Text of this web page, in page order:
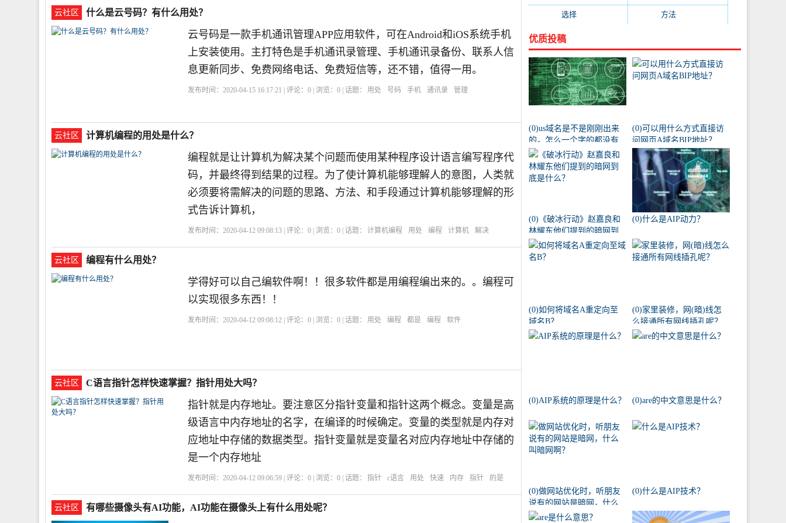
云社区 什么是云号码？有什么用处？
云号码是一款手机通讯管理APP应用软件，可在Android和iOS系统手机
上安装使用。主打特色是手机通讯录管理、手机通讯录备份、联系人信
息更新同步、免费网络电话、免费短信等，还不错，值得一用。
发布时间：2020-04-15 16:17:21 | 评论：0 | 浏览：0 | 话题： 用处 号码 手机 通讯录 管理
云社区 计算机编程的用处是什么？
编程就是让计算机为解决某个问题而使用某种程序设计语言编写程序代
码，并最终得到结果的过程。为了使计算机能够理解人的意图，人类就
必须要将需解决的问题的思路、方法、和手段通过计算机能够理解的形
式告诉计算机，
发布时间：2020-04-12 09:08:13 | 评论：0 | 浏览：0 | 话题： 计算机编程 用处 编程 计算机 解决
云社区 编程有什么用处？
学得好可以自己编软件啊！！很多软件都是用编程编出来的。。编程可
以实现很多东西！！
发布时间：2020-04-12 09:08:12 | 评论：0 | 浏览：0 | 话题： 用处 编程 都是 编程 软件
云社区 C语言指针怎样快速掌握？指针用处大吗？
指针就是内存地址。要注意区分指针变量和指针这两个概念。变量是高
级语言中内存地址的名字，在编译的时候确定。变量的类型就是内存对
应地址中存储的数据类型。指针变量就是变量名对应内存地址中存储的
是一个内存地址
发布时间：2020-04-12 09:06:59 | 评论：0 | 浏览：0 | 话题： 指针 c语言 用处 快速 内存 指针 的是
云社区 有哪些摄像头有AI功能，AI功能在摄像头上有什么用处呢？
选择(333) 方法
优质投稿
(0)us域名是不是刚刚出来
的，怎么一个字的都没有
人注册阿？
(0)可以用什么方式直接访
问网页A域名BIP地址？
(0)《破冰行动》赵嘉良和
林耀东他们提到的暗网到
底是什么？
(0)什么是AIP动力？
(0)如何将域名A重定向至
域名B？
(0)家里装修，网(暗)线怎
么接通所有网线插孔呢？
(0)AIP系统的原理是什么？ (0)are的中文意思是什么？
(0)做网站优化时，听朋友
说有的网站是暗网，什么
叫暗网啊？
(0)什么是AIP技术？